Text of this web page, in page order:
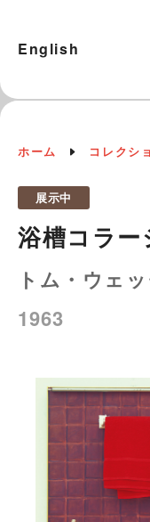
English
ホーム コレクシ
展示中
浴槽コラー
トム・ウェ
1963